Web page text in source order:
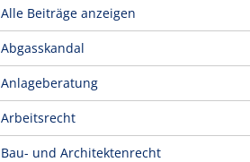
Alle Beiträge anzeigen
Abgasskandal
Anlageberatung
Arbeitsrecht
Bau- und Architektenrecht